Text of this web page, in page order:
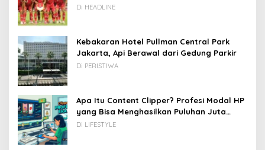
Kamboja hingga Vietnam
Di HEADLINE
Kebakaran Hotel Pullman Central Park
Jakarta, Api Berawal dari Gedung Parkir
Di PERISTIWA
Apa Itu Content Clipper? Profesi Modal HP
yang Bisa Menghasilkan Puluhan Juta
Rupiah
Di LIFESTYLE